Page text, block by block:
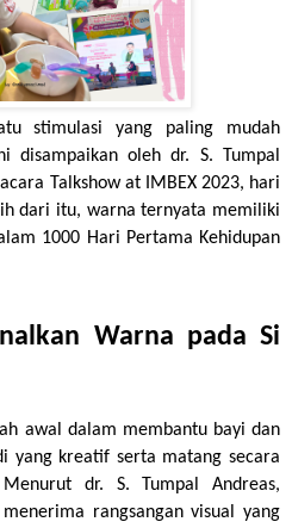
stimulasi yang paling mudah
disampaikan oleh dr. S. Tumpal
Talkshow at IMBEX 2023, hari
dari itu, warna ternyata memiliki
1000 Hari Pertama Kehidupan
Warna pada Si
awal dalam membantu bayi dan
yang kreatif serta matang secara
dr. S. Tumpal Andreas,
rangsangan visual yang